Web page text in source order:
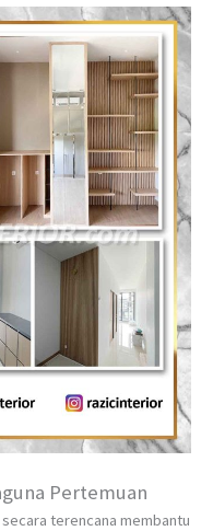
Pertemuan
terencana membantu